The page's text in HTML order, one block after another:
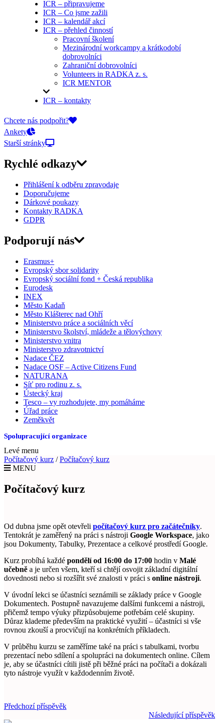
ICR – připravujeme
ICR – Co jsme zažili
ICR – kalendář akcí
ICR – přehled činností
Pracovní školení
Mezinárodní workcampy a krátkodobí
dobrovolníci
Zahraniční dobrovolníci
Volunteers in RADKA z. s.
ICR MENTOR
ICR – kontakty
On-line přihlášky
Chcete nás podpořit?
Ankety
Starší stránky
Rychlé odkazy
Přihlášení k odběru zpravodaje
Doporučujeme
Dárkové poukazy
Kontakty RADKA
GDPR
Podporují nás
Erasmus+
Evropský sbor solidarity
Evropský sociální fond + Česká republika
Eurodesk
INEX
Město Kadaň
Město Klášterec nad Ohří
Ministerstvo práce a sociálních věcí
Ministerstvo školství, mládeže a tělovýchovy
Ministerstvo vnitra
Ministerstvo zdravotnictví
Nadace ČEZ
Nadace OSF – Active Citizens Fund
NATURANA
Síť pro rodinu z. s.
Ústecký kraj
Tesco – vy rozhodujete, my pomáháme
Úřad práce
Zeměkvět
Spolupracující organizace
Levé menu
Počítačový kurz /Počítačový kurz
MENU
Počítačový kurz
Od dubna jsme opět otevřeli počítačový kurz pro začátečníky.
Tentokrát je zaměřený na práci s nástroji Google Workspace, jako
jsou Dokumenty, Tabulky, Prezentace a celkové prostředí Google.
Kurz probíhá každé pondělí od 16:00 do 17:00 hodin v Malé
učebně a je určen všem, kteří si chtějí osvojit základní digitální
dovednosti nebo si rozšířit své znalosti v práci s online nástroji.
V úvodní lekci se účastníci seznámili se základy práce v Google
Dokumentech. Postupně navazujeme dalšími funkcemi a nástroji,
přičemž tempo výuky přizpůsobujeme potřebám celé skupiny.
Důraz klademe především na praktické využití – účastníci si vše
rovnou zkouší a procvičují na konkrétních příkladech.
V průběhu kurzu se zaměříme také na práci s tabulkami, tvorbu
prezentací nebo sdílení a spolupráci na dokumentech online. Cílem
je, aby se účastníci cítili jistě při běžné práci na počítači a dokázali
tyto nástroje využít v každodenním životě.
Předchozí příspěvěk
Následující příspěvěk